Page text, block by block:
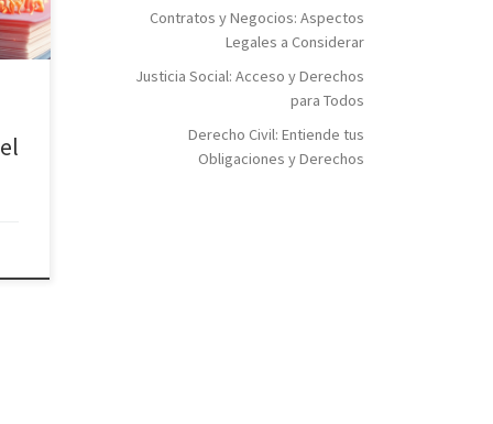
Contratos y Negocios: Aspectos
Legales a Considerar
Justicia Social: Acceso y Derechos
para Todos
Derecho Civil: Entiende tus
Obligaciones y Derechos